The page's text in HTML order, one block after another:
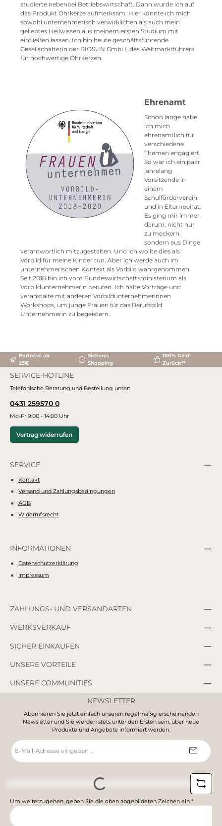
studierte nebenbei Betriebswirtschaft. Dann wurde ich auf
das Produkt Ohrkerze aufmerksam. Hier konnte ich mich
sowohl unternehmerisch verwirklichen als auch mein
geliebtes Heilwissen aus meinem ersten Studium mit
einfließen lassen. Ich bin heute geschäftsführende
Gesellschafterin der BIOSUN GmbH, des Weltmarktführers
für hochwertige Ohrkerzen.
Ehrenamt
Schon lange habe
ich mich
ehrenamtlich für
verschiedene
Themen engagiert.
So war ich ein paar
jahrelang
Vorsitzende in
einem
Schulförderverein
und in Elternbeirat.
Es ging mir immer
darum, nicht nur
zu meckern,
sondern aus Dinge
verantwortlich mitzugestalten. Und ich wollte dies als
Vorbild für meine Kinder tun. Aber ich werde auch im
unternehmerischen Kontext als Vorbild wahrgenommen.
Seit 2018 bin ich vom Bundeswirtschaftsministerium als
Vorbildunternehmerin berufen. Ich halte Vorträge und
veranstalte mit anderen Vorbildunternehmerinnen
Workshops, um junge Frauen für das Berufsbild
Unternehmerin zu begeistern.
Portofrei ab
25€
Sicheres
Shopping
100% Geld-
Zurück**
SERVICE-HOTLINE
Telefonische Beratung und Bestellung unter:
0431 259570 0
Mo-Fr 9:00 - 14:00 Uhr
Vertrag widerrufen
SERVICE
Kontakt
Versand und Zahlungsbedingungen
AGB
Widerrufsrecht
INFORMATIONEN
Datenschutzerklärung
Impressum
ZAHLUNGS- UND VERSANDARTEN
WERKSVERKAUF
SICHER EINKAUFEN
UNSERE COMMUNITIES
UNSERE VORTEILE
NEWSLETTER
Abonnieren Sie jetzt einfach unseren regelmäßig erscheinenden
Newsletter und Sie werden stets unter den Ersten sein, über neue
Produkte und Angebote informiert werden.
E-
Mail-
Adresse
Loading...
Um weiterzugehen, geben Sie die oben abgebildeten Zeichen ein *